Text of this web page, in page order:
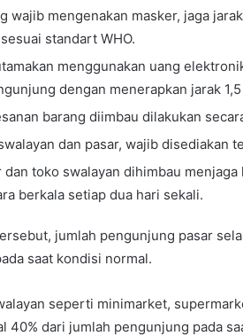
wajib mengenakan masker, jaga
standart WHO.
menggunakan uang
dengan menerapkan jarak
barang diimbau dilakukan
dan pasar, wajib disediakan
dan toko swalayan dihimbau
berkala setiap dua hari sekali.
jumlah pengunjung pasar
saat kondisi normal.
seperti minimarket,
40% dari jumlah pengunjung pada